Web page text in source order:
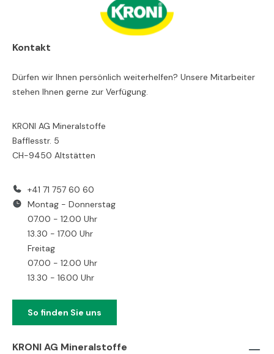
Kontakt
Dürfen wir Ihnen persönlich weiterhelfen? Unsere Mitarbeiter
stehen Ihnen gerne zur Verfügung.
KRONI AG Mineralstoffe
Bafflesstr. 5
CH-9450 Altstätten
+41 71 757 60 60
Montag - Donnerstag
07.00 - 12.00 Uhr
13.30 - 17.00 Uhr
Freitag
07.00 - 12.00 Uhr
13.30 - 16.00 Uhr
So finden Sie uns
KRONI AG Mineralstoffe